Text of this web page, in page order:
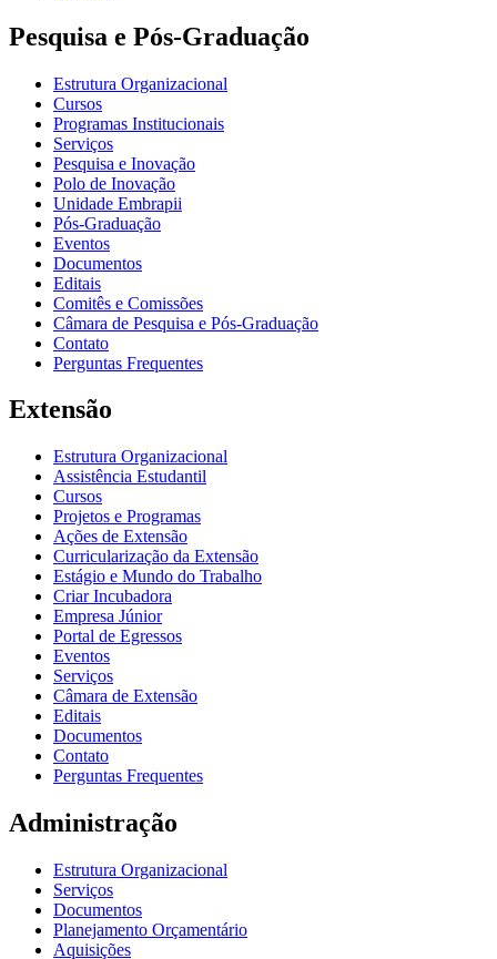
Pesquisa e Pós-Graduação
Estrutura Organizacional
Cursos
Programas Institucionais
Serviços
Pesquisa e Inovação
Polo de Inovação
Unidade Embrapii
Pós-Graduação
Eventos
Documentos
Editais
Comitês e Comissões
Câmara de Pesquisa e Pós-Graduação
Contato
Perguntas Frequentes
Extensão
Estrutura Organizacional
Assistência Estudantil
Cursos
Projetos e Programas
Ações de Extensão
Curricularização da Extensão
Estágio e Mundo do Trabalho
Criar Incubadora
Empresa Júnior
Portal de Egressos
Eventos
Serviços
Câmara de Extensão
Editais
Documentos
Contato
Perguntas Frequentes
Administração
Estrutura Organizacional
Serviços
Documentos
Planejamento Orçamentário
Aquisições